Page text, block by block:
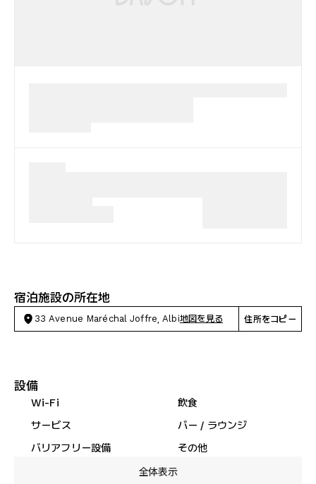
宿泊施設の所在地
33 Avenue Maréchal Joffre, Albi地図を見る 住所をコピー
設備
Wi-Fi
飲食
サービス
バー / ラウンジ
バリアフリー設備
その他
全体表示